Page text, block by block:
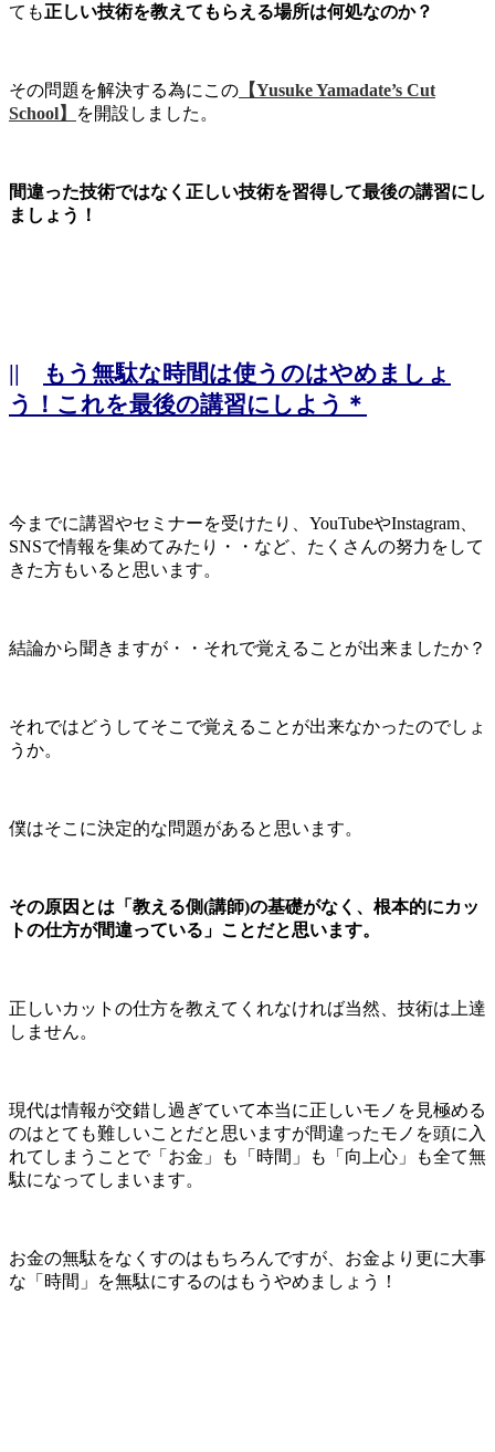
ても正しい技術を教えてもらえる場所は何処なのか？
その問題を解決する為にこの 【Yusuke Yamadate’s Cut
School】
を開設しました。
間違った技術ではなく正しい技術を習得して最後の講習にし
ましょう！
||
もう無駄な時間は使うのはやめましょ
う！これを最後の講習にしよう＊
今までに講習やセミナーを受けたり、YouTubeやInstagram、
SNSで情報を集めてみたり・・など、たくさんの努力をして
きた方もいると思います。
結論から聞きますが・・それで覚えることが出来ましたか？
それではどうしてそこで覚えることが出来なかったのでしょ
うか。
僕はそこに決定的な問題があると思います。
その原因とは「教える側(講師)の基礎がなく、根本的にカッ
トの仕方が間違っている」ことだと思います。
正しいカットの仕方を教えてくれなければ当然、技術は上達
しません。
現代は情報が交錯し過ぎていて本当に正しいモノを見極める
のはとても難しいことだと思いますが間違ったモノを頭に入
れてしまうことで「お金」も「時間」も「向上心」も全て無
駄になってしまいます。
お金の無駄をなくすのはもちろんですが、お金より更に大事
な「時間」を無駄にするのはもうやめましょう！